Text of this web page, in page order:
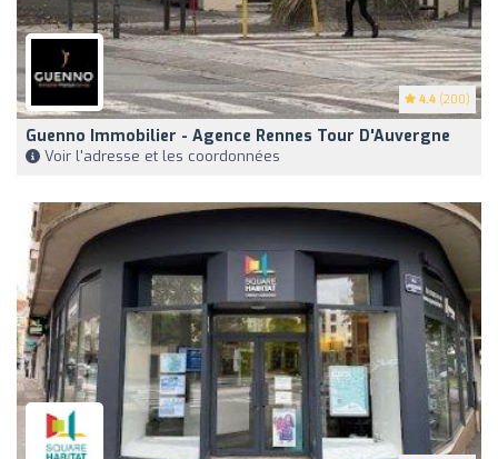
4.4 (200)
Guenno Immobilier - Agence Rennes Tour D'Auvergne
Voir l'adresse et les coordonnées